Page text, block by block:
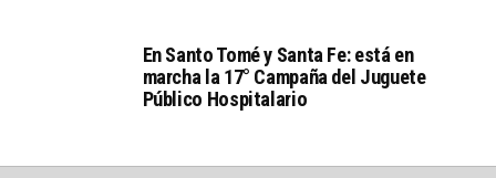
En Santo Tomé y Santa Fe: está en
marcha la 17° Campaña del Juguete
Público Hospitalario